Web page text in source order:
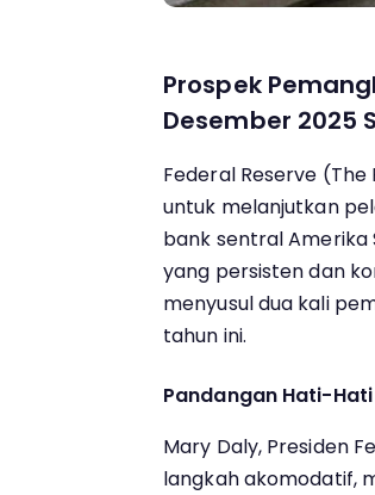
Prospek
Desember 2025
Federal Reserve
untuk melanjutkan
bank sentral
yang persisten dan
menyusul dua kali
tahun ini.
Pandangan Hati-
Mary Daly, Presiden
langkah akomodatif,